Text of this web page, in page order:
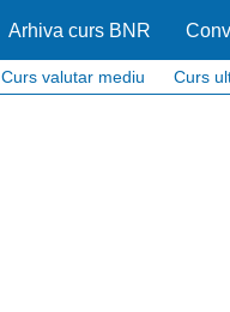
Arhiva curs BNR
Curs valutar mediu Curs